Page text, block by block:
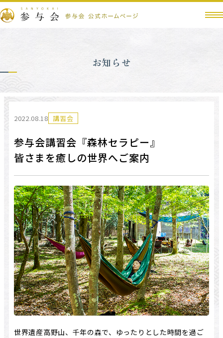
お知らせ
2022.08.18 講習会
参与会講習会『森林セラピー』
皆さまを癒しの世界へご案内
世界遺産高野山、千年の森で、ゆったりとした時間を過ご